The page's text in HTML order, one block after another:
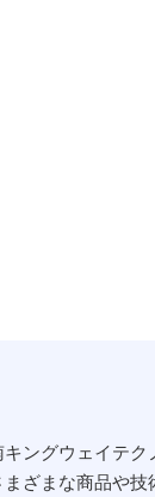
キングウェイテ
まざまな商品や